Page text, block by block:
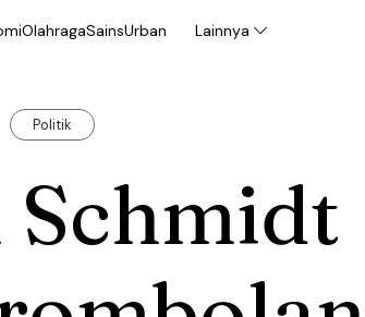
OlahragaSainsUrban Lainnya
Politik
Schmidt